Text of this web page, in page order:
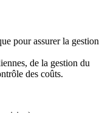
pour assurer la gestion
de la gestion du
des coûts.